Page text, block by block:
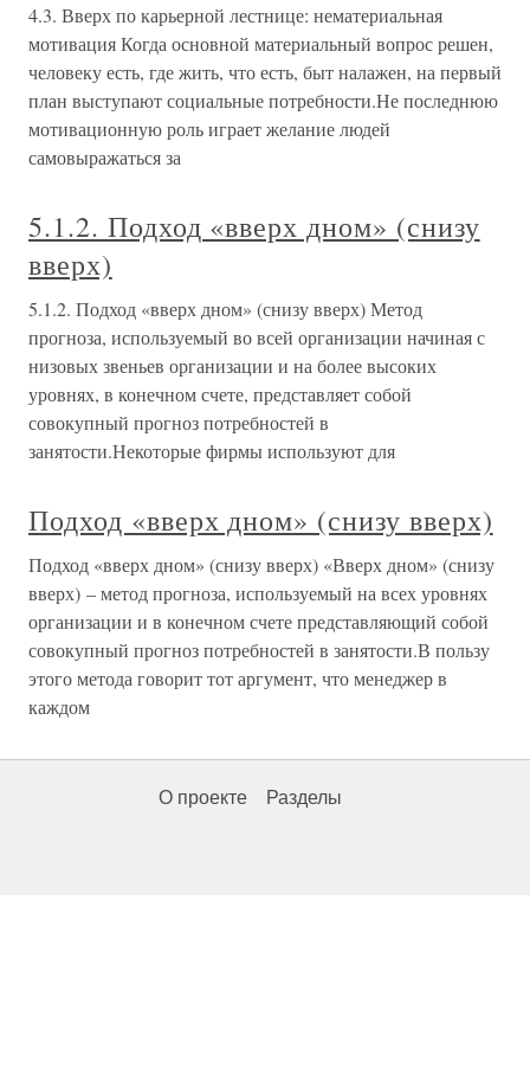
4.3. Вверх по карьерной лестнице: нематериальная
мотивация Когда основной материальный вопрос решен,
человеку есть, где жить, что есть, быт налажен, на первый
план выступают социальные потребности.Не последнюю
мотивационную роль играет желание людей
самовыражаться за
5.1.2. Подход «вверх дном» (снизу
вверх)
5.1.2. Подход «вверх дном» (снизу вверх) Метод
прогноза, используемый во всей организации начиная с
низовых звеньев организации и на более высоких
уровнях, в конечном счете, представляет собой
совокупный прогноз потребностей в
занятости.Некоторые фирмы используют для
Подход «вверх дном» (снизу вверх)
Подход «вверх дном» (снизу вверх) «Вверх дном» (снизу
вверх) – метод прогноза, используемый на всех уровнях
организации и в конечном счете представляющий собой
совокупный прогноз потребностей в занятости.В пользу
этого метода говорит тот аргумент, что менеджер в
каждом
О проекте Разделы